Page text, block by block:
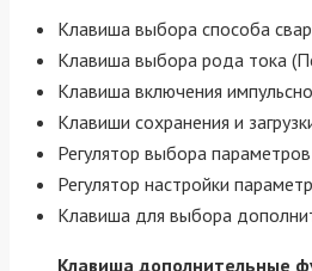
Клавиша выбора способа
Клавиша выбора рода тока
Клавиша включения
Клавиши сохранения и
Регулятор выбора параметров
Регулятор настройки
Клавиша для выбора
Клавиша дополнительные